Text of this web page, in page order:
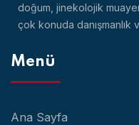
doğum, jinekolojik
çok konuda danışmanlık
Menü
Ana Sayfa